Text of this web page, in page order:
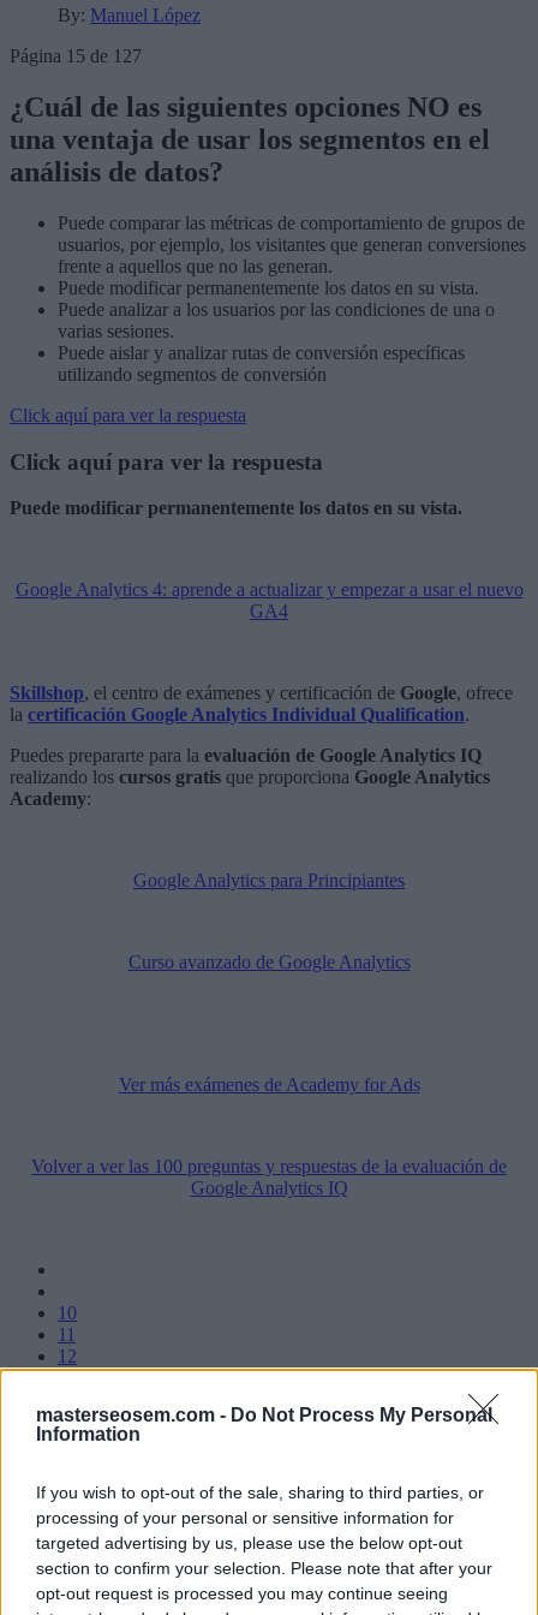
masterseosem.com - Do Not Process My Personal
Information
If you wish to opt-out of the sale, sharing to third parties, or
processing of your personal or sensitive information for
targeted advertising by us, please use the below opt-out
section to confirm your selection. Please note that after your
opt-out request is processed you may continue seeing
By: Manuel López
Página 15 de 127
¿Cuál de las siguientes opciones NO es
una ventaja de usar los segmentos en el
análisis de datos?
Puede comparar las métricas de comportamiento de grupos de
usuarios, por ejemplo, los visitantes que generan conversiones
frente a aquellos que no las generan.
Puede modificar permanentemente los datos en su vista.
Puede analizar a los usuarios por las condiciones de una o
varias sesiones.
Puede aislar y analizar rutas de conversión específicas
utilizando segmentos de conversión
Click aquí para ver la respuesta
Click aquí para ver la respuesta
Puede modificar permanentemente los datos en su vista.
Google Analytics 4: aprende a actualizar y empezar a usar el nuevo
GA4
Skillshop, el centro de exámenes y certificación de Google, ofrece
la certificación Google Analytics Individual Qualification.
Puedes prepararte para la evaluación de Google Analytics IQ
realizando los cursos gratis que proporciona Google Analytics
Academy:
Google Analytics para Principiantes
Curso avanzado de Google Analytics
Ver más exámenes de Academy for Ads
Volver a ver las 100 preguntas y respuestas de la evaluación de
Google Analytics IQ
10
11
12
15
16
18
Manuel López